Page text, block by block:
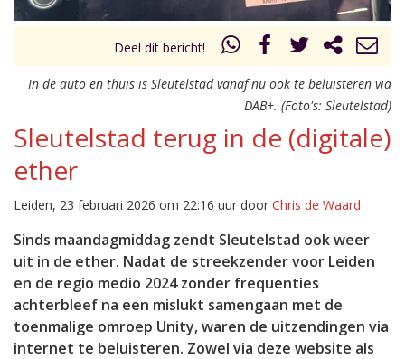
Deel dit bericht!
In de auto en thuis is Sleutelstad vanaf nu ook te beluisteren via
DAB+. (Foto's: Sleutelstad)
Sleutelstad terug in de (digitale)
ether
Leiden, 23 februari 2026 om 22:16 uur door Chris de Waard
Sinds maandagmiddag zendt Sleutelstad ook weer
uit in de ether. Nadat de streekzender voor Leiden
en de regio medio 2024 zonder frequenties
achterbleef na een mislukt samengaan met de
toenmalige omroep Unity, waren de uitzendingen via
internet te beluisteren. Zowel via deze website als